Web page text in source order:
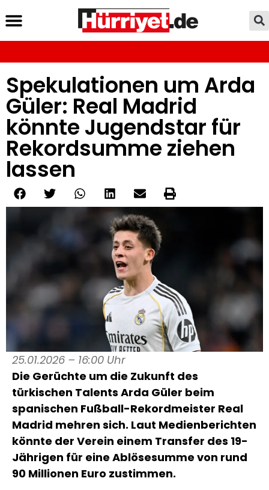
Spekulationen um Arda
Güler: Real Madrid
könnte Jugendstar für
Rekordsumme ziehen
lassen
25.01.2026 – 16:00 Uhr
Die Gerüchte um die Zukunft des
türkischen Talents Arda Güler beim
spanischen Fußball-Rekordmeister Real
Madrid mehren sich. Laut Medienberichten
könnte der Verein einem Transfer des 19-
Jährigen für eine Ablösesumme von rund
90 Millionen Euro zustimmen.